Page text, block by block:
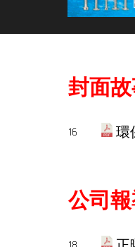
封面
16 環
公司